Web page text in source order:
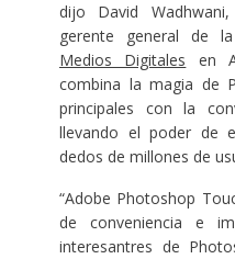
dijo David
gerente general de
Medios Digitales en
combina la magia de
principales con la
llevando el poder de
dedos de millones de
“Adobe Photoshop
de conveniencia e
interesantres de